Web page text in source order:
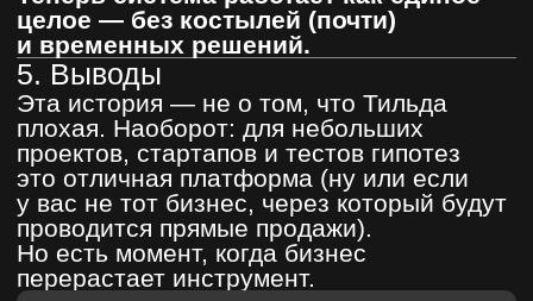
ЧИТАТЬ ДРУГИЕ СТАТЬИ
Все таки остались вопросы или
уже готов сделать что-то крутое?